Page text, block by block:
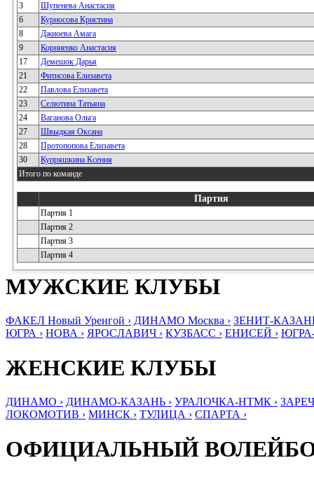
3
Шупенева Анастасия
6
Курносова Кристина
8
Джиоева Амага
9
Корниенко Анастасия
17
Демешок Дарья
21
Фитисова Елизавета
22
Павлова Елизавета
23
Селютина Татьяна
24
Ваганова Ольга
27
Швыдкая Оксана
28
Протопопова Елизавета
30
Купряшкина Ксения
Итого по команде
Партия
Партия 1
Партия 2
Партия 3
Партия 4
МУЖСКИЕ КЛУБЫ
ФАКЕЛ Новый Уренгой › ДИНАМО Москва › ЗЕНИТ-
ЮГРА › НОВА › ЯРОСЛАВИЧ › КУЗБАСС › ЕНИСЕЙ ›
ЖЕНСКИЕ КЛУБЫ
ДИНАМО › ДИНАМО-КАЗАНЬ › УРАЛОЧКА-НТМК ›
ЛОКОМОТИВ › МИНСК › ТУЛИЦА › СПАРТА ›
ОФИЦИАЛЬНЫЙ